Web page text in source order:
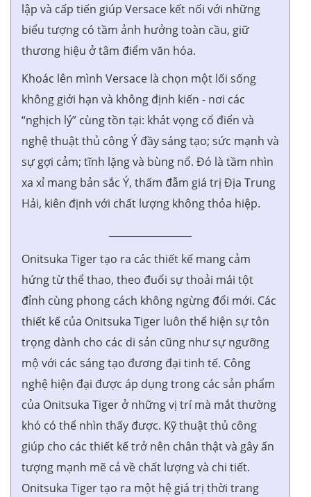
lập và cấp tiến giúp Versace kết nối với những
biểu tượng có tầm ảnh hưởng toàn cầu, giữ
thương hiệu ở tâm điểm văn hóa.
Khoác lên mình Versace là chọn một lối sống
không giới hạn và không định kiến - nơi các
“nghịch lý” cùng tồn tại: khát vọng cổ điển và
nghệ thuật thủ công Ý đầy sáng tạo; sức mạnh và
sự gợi cảm; tĩnh lặng và bùng nổ. Đó là tầm nhìn
xa xỉ mang bản sắc Ý, thấm đẫm giá trị Địa Trung
Hải, kiên định với chất lượng không thỏa hiệp.
Onitsuka Tiger tạo ra các thiết kế mang cảm
hứng từ thể thao, theo đuổi sự thoải mái tột
đỉnh cùng phong cách không ngừng đổi mới. Các
thiết kế của Onitsuka Tiger luôn thể hiện sự tôn
trọng dành cho các di sản cũng như sự ngưỡng
mộ với các sáng tạo đương đại tinh tế. Công
nghệ hiện đại được áp dụng trong các sản phẩm
của Onitsuka Tiger ở những vị trí mà mắt thường
khó có thể nhìn thấy được. Kỹ thuật thủ công
giúp cho các thiết kế trở nên chân thật và gây ấn
tượng mạnh mẽ cả về chất lượng và chi tiết.
Onitsuka Tiger tạo ra một hệ giá trị thời trang